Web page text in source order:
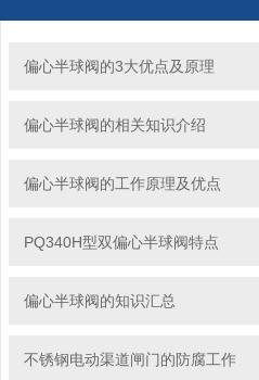
偏心半球阀的3大优点及原理
偏心半球阀的相关知识介绍
偏心半球阀的工作原理及优点
PQ340H型双偏心半球阀特点
偏心半球阀的知识汇总
不锈钢电动渠道闸门的防腐工作